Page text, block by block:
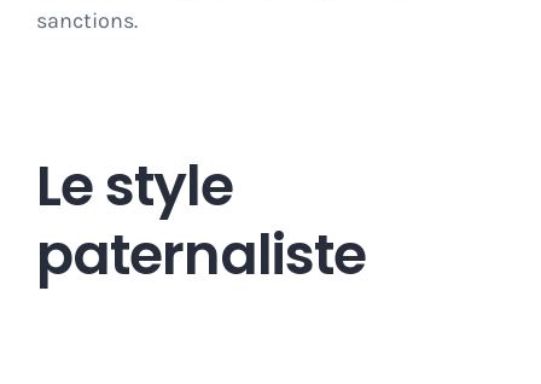
sanctions.
Le style
paternaliste